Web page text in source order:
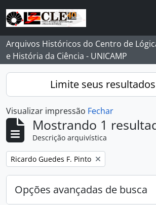
Skip to main content
Arquivos Históricos do Centro de
e História da Ciência - UNICAMP
Limite seus
Visualizar impressão Fechar
Mostrando 1
Descrição arquivística
Remover filtro:
Ricardo Guedes F. Pinto
Opções avançadas de busca